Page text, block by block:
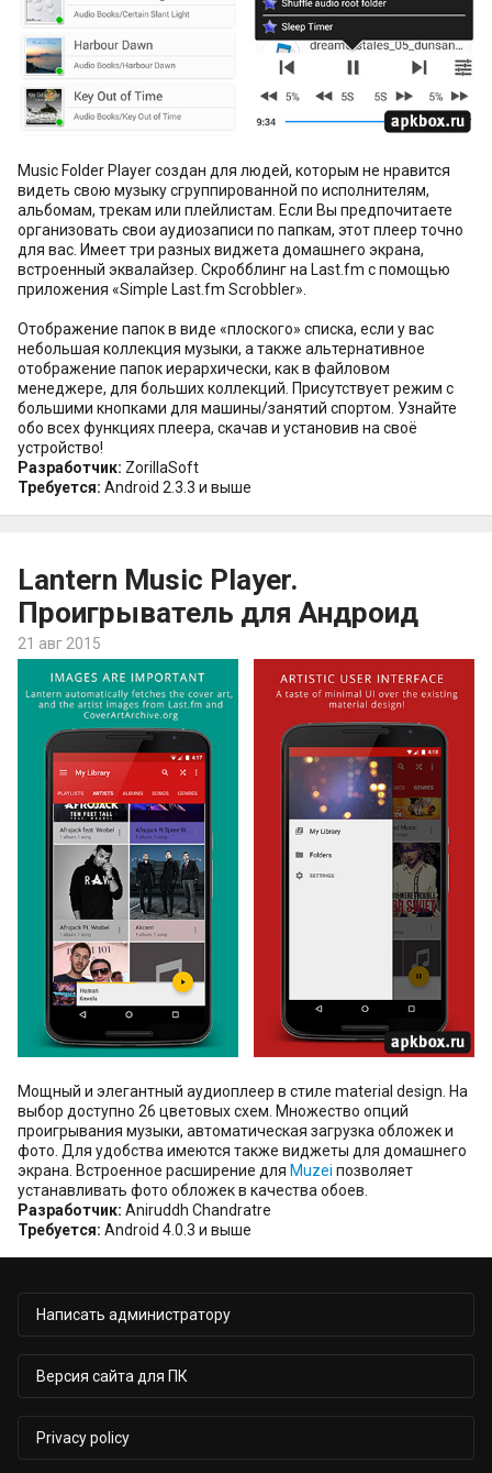
Music Folder Player создан для людей, которым не нравится
видеть свою музыку сгруппированной по исполнителям,
альбомам, трекам или плейлистам. Если Вы предпочитаете
организовать свои аудиозаписи по папкам, этот плеер точно
для вас. Имеет три разных виджета домашнего экрана,
встроенный эквалайзер. Скробблинг на Last.fm с помощью
приложения «Simple Last.fm Scrobbler».
Отображение папок в виде «плоского» списка, если у вас
небольшая коллекция музыки, а также альтернативное
отображение папок иерархически, как в файловом
менеджере, для больших коллекций. Присутствует режим с
большими кнопками для машины/занятий спортом. Узнайте
обо всех функциях плеера, скачав и установив на своё
устройство!
Разработчик: ZorillaSoft
Требуется: Android 2.3.3 и выше
Lantern Music Player.
Проигрыватель для Андроид
21 авг 2015
Мощный и элегантный аудиоплеер в стиле material design. На
выбор доступно 26 цветовых схем. Множество опций
проигрывания музыки, автоматическая загрузка обложек и
фото. Для удобства имеются также виджеты для домашнего
экрана. Встроенное расширение для Muzei позволяет
устанавливать фото обложек в качества обоев.
Разработчик: Aniruddh Chandratre
Требуется: Android 4.0.3 и выше
Написать администратору
Версия сайта для ПК
Privacy policy